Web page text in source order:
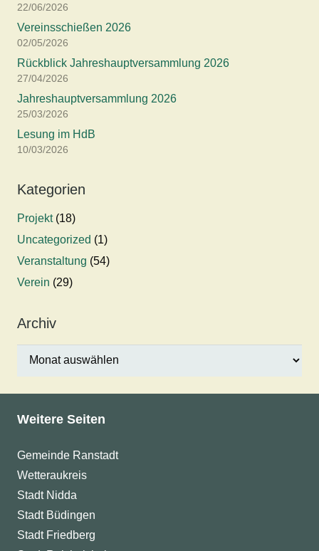
22/06/2026
Vereinsschießen 2026
02/05/2026
Rückblick Jahreshauptversammlung 2026
27/04/2026
Jahreshauptversammlung 2026
25/03/2026
Lesung im HdB
10/03/2026
Kategorien
Projekt(18)
Uncategorized (1)
Veranstaltung (54)
Verein (29)
Archiv
Archiv
Weitere Seiten
Gemeinde Ranstadt
Wetteraukreis
Stadt Nidda
Stadt Büdingen
Stadt Friedberg